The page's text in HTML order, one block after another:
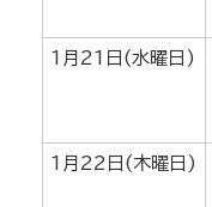
1月21日(水曜日)
1月22日(木曜日)